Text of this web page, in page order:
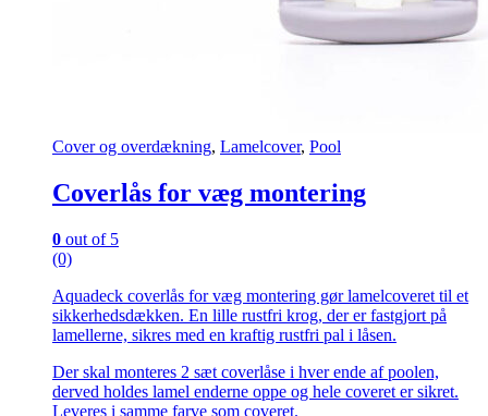
Cover og overdækning, Lamelcover, Pool
Coverlås for væg montering
0 out of 5
(0)
Aquadeck coverlås for væg montering gør lamelcoveret til et
sikkerhedsdækken. En lille rustfri krog, der er fastgjort på
lamellerne, sikres med en kraftig rustfri pal i låsen.
Der skal monteres 2 sæt coverlåse i hver ende af poolen,
derved holdes lamel enderne oppe og hele coveret er sikret.
Leveres i samme farve som coveret.